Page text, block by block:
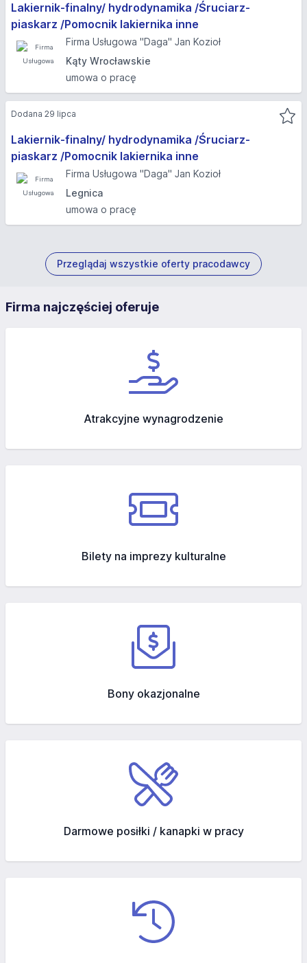
Lakiernik-finalny/ hydrodynamika /Śruciarz-
piaskarz /Pomocnik lakiernika inne
Firma Usługowa "Daga" Jan Kozioł
Kąty Wrocławskie
umowa o pracę
Lakiernik-finalny/ hydrodynamika /Śruciarz-
piaskarz /Pomocnik lakiernika inne
Firma Usługowa "Daga" Jan Kozioł
Legnica
umowa o pracę
Dodana 29 lipca
Przeglądaj wszystkie oferty pracodawcy
Firma najczęściej oferuje
Atrakcyjne wynagrodzenie
Bilety na imprezy kulturalne
Bony okazjonalne
Darmowe posiłki / kanapki w pracy